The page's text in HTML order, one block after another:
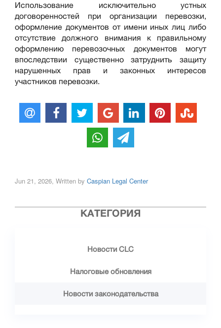
Использование исключительно устных
договоренностей при организации перевозки,
оформление документов от имени иных лиц либо
отсутствие должного внимания к правильному
оформлению перевозочных документов могут
впоследствии существенно затруднить защиту
нарушенных прав и законных интересов
участников перевозки.
Jun 21, 2026, Written by Caspian Legal Center
КАТЕГОРИЯ
Новости CLC
Налоговые обновления
Новости законодательства